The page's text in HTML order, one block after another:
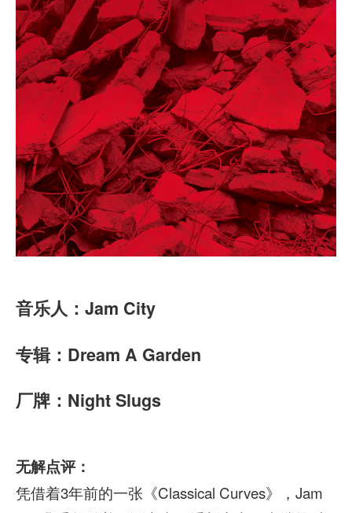
音乐人：Jam City
专辑：Dream A Garden
厂牌：Night Slugs
无解点评：
凭借着3年前的一张《Classical Curves》，Jam